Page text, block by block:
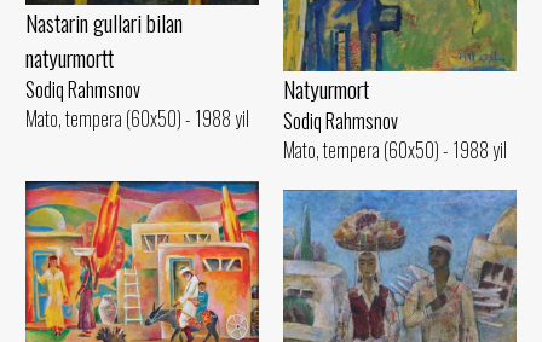
Nastarin gullari bilan
natyurmortt
Sodiq Rahmsnov
Mato, tempera (60x50) - 1988 yil
Natyurmort
Sodiq Rahmsnov
Mato, tempera (60x50) - 1988 yil